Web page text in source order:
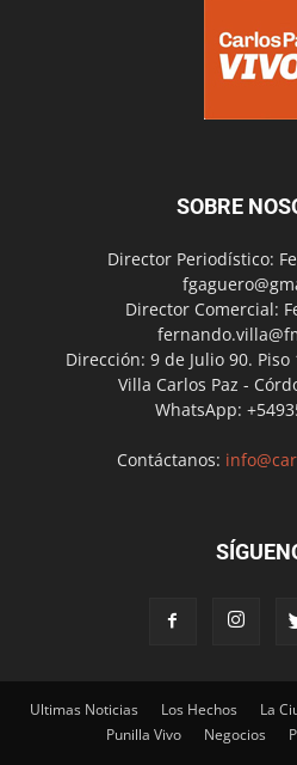
SOBRE
Director Periodístico:
Director Comercial:
Dirección: 9 de Julio 90. Piso
Villa Carlos Paz -
WhatsApp:
Contáctanos:
Ultimas Noticias Los Hechos La
Punilla Vivo
Negocios